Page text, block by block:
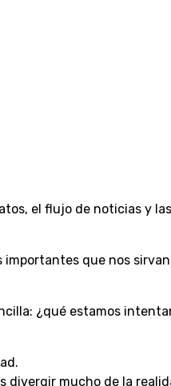
el flujo de noticias y las
importantes que nos
¿qué estamos
divergir mucho de la